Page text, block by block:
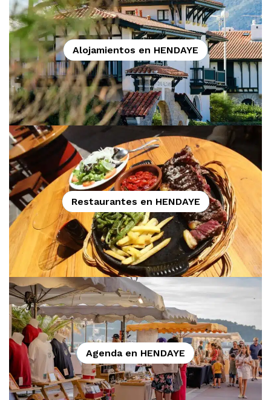
Alojamientos en HENDAYE
Restaurantes en HENDAYE
Agenda en HENDAYE